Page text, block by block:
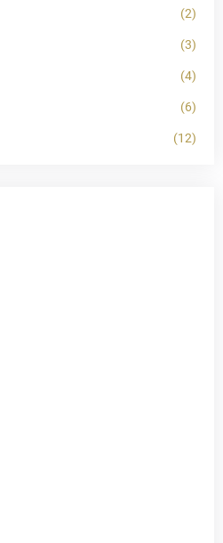
(2)
(3)
(4)
(6)
(12)